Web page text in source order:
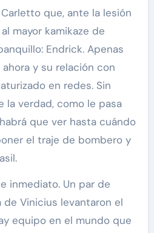
que, ante la lesión
mayor kamikaze de
Endrick. Apenas
y su relación con
en redes. Sin
la verdad, como le pasa
que ver hasta cuándo
el traje de bombero y
inmediato. Un par de
de Vinicius levantaron el
equipo en el mundo que